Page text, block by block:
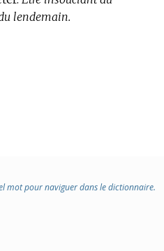
lendemain.
mot pour naviguer dans le dictionnaire.